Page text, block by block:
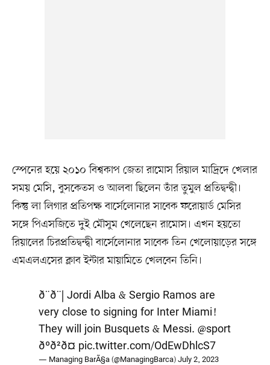
স্পেনের হয়ে ২০১০ বিশ্বকাপ জেতা রামোস রিয়াল মাদ্রিদে খেলার
সময় মেসি, বুসকেতস ও আলবা ছিলেন তাঁর তুমুল প্রতিদ্বন্দ্বী।
কিন্তু লা লিগার প্রতিপক্ষ বার্সেলোনার সাবেক ফরোয়ার্ড মেসির
সঙ্গে পিএসজিতে দুই মৌসুম খেলেছেন রামোস। এখন হয়তো
রিয়ালের চিরপ্রতিদ্বন্দ্বী বার্সেলোনার সাবেক তিন খেলোয়াড়ের সঙ্গে
এমএলএসের ক্লাব ইন্টার মায়ামিতে খেলবেন তিনি।
ð¨ð¨| Jordi Alba & Sergio Ramos are
very close to signing for Inter Miami!
They will join Busquets & Messi. @sport
ðºð²ð¤ pic.twitter.com/OdEwDhlcS7
— Managing BarÃ§a (@ManagingBarca)July 2, 2023